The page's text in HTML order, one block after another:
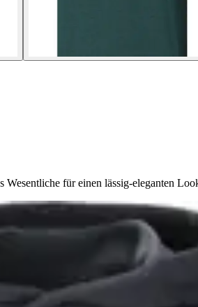
für einen lässig-eleganten